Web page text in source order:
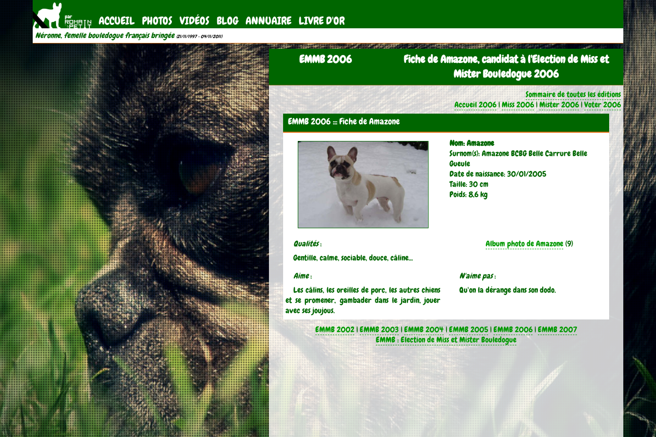
ACCUEIL PHOTOS VIDÉOS BLOG ANNUAIRE LIVRE D'OR
Néronne, femelle bouledogue français bringée (21/11/1997 - 04/11/2011)
EMMB 2006
Fiche de Amazone, candidat à l'Election de Miss et
Mister Bouledogue 2006
Sommaire de toutes les éditions
Accueil 2006|Miss 2006|Mister 2006|Voter 2006
EMMB 2006 ::: Fiche de Amazone
Nom: Amazone
Surnom(s): Amazone BCBG Belle Carrure Belle
Gueule
Date de naissance: 30/01/2005
Taille: 30 cm
Poids: 8,6 kg
Qualités:
Gentille, calme, sociable, douce, câline...
Album photo de Amazone(9)
Aime:
Les câlins, les oreilles de porc, les autres chiens
et se promener, gambader dans le jardin, jouer
avec ses joujous.
N'aime pas:
Qu'on la dérange dans son dodo.
EMMB 2002|EMMB 2003|EMMB 2004|EMMB 2005|EMMB 2006|EMMB 2007
EMMB : Election de Miss et Mister Bouledogue